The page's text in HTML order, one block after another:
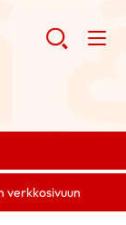
verkkosivuun